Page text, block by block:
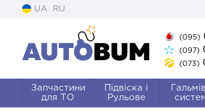
UA RU
(095)
(097)
(073)
Запчастини
для ТО
Підвіска і
Рульове